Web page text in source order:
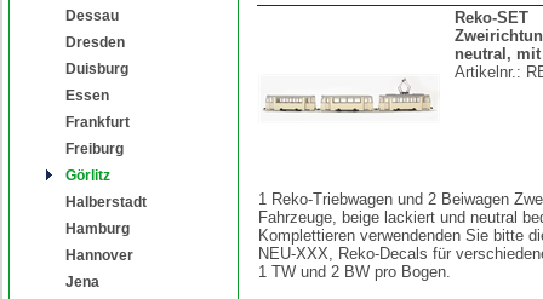
Dessau
Dresden
Duisburg
Essen
Frankfurt
Freiburg
Görlitz
Halberstadt
Hamburg
Hannover
Jena
Reko-SET
neutral,
Artikelnr.:
1 Reko-Triebwagen und 2 Beiwagen
Fahrzeuge, beige lackiert und neutral
Komplettieren verwendenden Sie bitte
NEU-XXX, Reko-Decals für
1 TW und 2 BW pro Bogen.